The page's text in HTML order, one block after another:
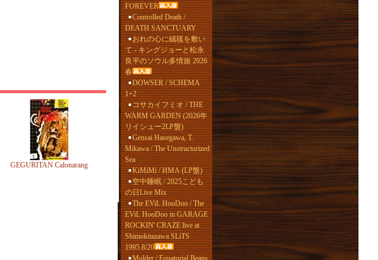
GEGURITAN Calonarang
FOREVER
Controlled Death /
DEATH SANCTUARY
おれの心に絨毯を敷い
て - キングジョーと松永
良平のソウル多情旅 2026
春
DOWSER / SCHEMA
1+2
コサカイフミオ / THE
WARM GARDEN (2026年
リイシュー2LP盤)
Gensai Hasegawa, T.
Mikawa / The Unstructurized
Sea
KiMiMi / ИМА (LP盤)
空中睡眠 / 2025こども
の日Live Mix
The EViL HooDoo / The
EViL HooDoo in GARAGE
ROCKIN' CRAZE live at
Shimokitazawa SLiTS
1995.8/20
Molder / Equatorial Beans